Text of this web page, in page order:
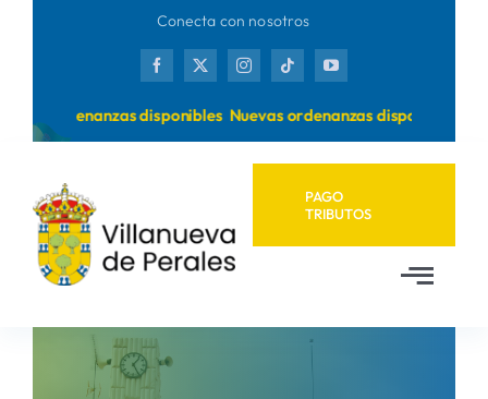
Conecta con nosotros
ordenanzas disponibles Nuevas ordenanzas disponibles
PAGO
TRIBUTOS